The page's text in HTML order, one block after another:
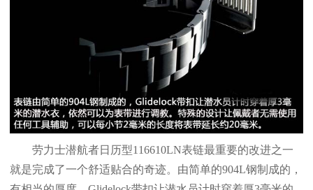
劳力士潜航者日历型116610LN表链最重要的改进之一
就是完成了一个舒适贴合的奇迹。由简单的904L钢制成的，